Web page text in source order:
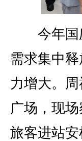
今年国庆
需求集中
力增大。
广场，现
旅客进站